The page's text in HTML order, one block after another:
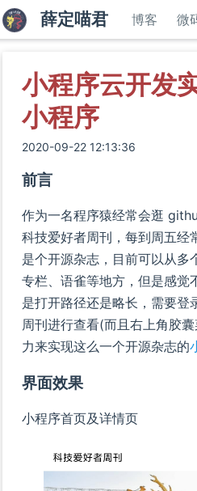
薛定喵君 博客 微
小程序云开发
小程序
2020-09-22 12:13:36
前言
作为一名程序猿经常会逛
科技爱好者周刊，每到周五经
是个开源杂志，目前可以从
专栏、语雀等地方，但是感觉
是打开路径还是略长，需要登
周刊进行查看(而且右上角胶
力来实现这么一个开源杂志的
界面效果
小程序首页及详情页